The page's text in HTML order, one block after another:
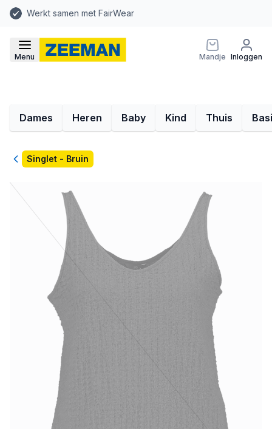
Werkt samen met FairWear
Menu Mandje Inloggen
Dames Heren Baby Kind Thuis
TerugSinglet - Bruin